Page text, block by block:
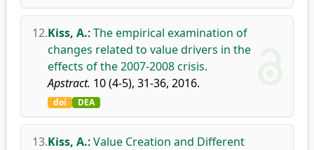
12.Kiss, A.: The empirical examination of
changes related to value drivers in the
effects of the 2007-2008 crisis.
Apstract. 10 (4-5), 31-36, 2016.
doi DEA
13.Kiss, A.: Value Creation and Different